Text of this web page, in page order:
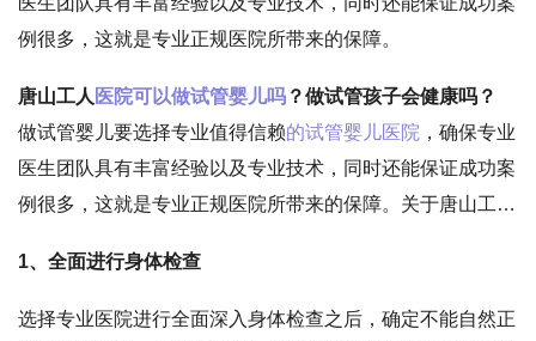
例很多，这就是专业正规医院所带来的保障。
唐山工人 医院可以做试管婴儿吗 ？做试管孩子会健康吗？
做试管婴儿要选择专业值得信赖的试管婴儿医院 ，确保专业
医生团队具有丰富经验以及专业技术，同时还能保证成功案
例很多，这就是专业正规医院所带来的保障。关于唐山工人
水平。做试管婴儿想要轻松怀孕，就要注意下面这些问题。
1、全面进行身体检查
选择专业医院进行全面深入身体检查之后，确定不能自然正